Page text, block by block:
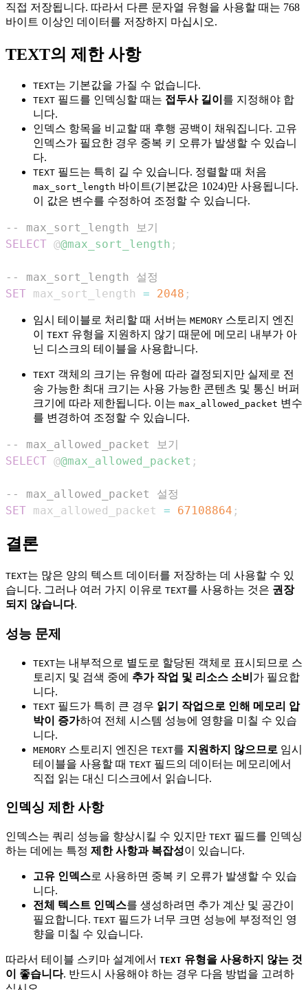
직접 저장됩니다. 따라서 다른 문자열 유형을 사용할 때는 768
바이트 이상인 데이터를 저장하지 마십시오.
TEXT의 제한 사항
TEXT는 기본값을 가질 수 없습니다.
TEXT 필드를 인덱싱할 때는 접두사 길이 를 지정해야 합
니다.
인덱스 항목을 비교할 때 후행 공백이 채워집니다. 고유
인덱스가 필요한 경우 중복 키 오류가 발생할 수 있습니
다.
TEXT 필드는 특히 길 수 있습니다. 정렬할 때 처음
max_sort_length 바이트(기본값은 1024)만 사용됩니다.
이 값은 변수를 수정하여 조정할 수 있습니다.
-- max_sort_length 보기
SELECT @@max_sort_length ;
-- max_sort_length 설정
SET max_sort_length = 2048 ;
임시 테이블로 처리할 때 서버는 MEMORY 스토리지 엔진
이 TEXT 유형을 지원하지 않기 때문에 메모리 내부가 아
닌 디스크의 테이블을 사용합니다.
TEXT 객체의 크기는 유형에 따라 결정되지만 실제로 전
송 가능한 최대 크기는 사용 가능한 콘텐츠 및 통신 버퍼
크기에 따라 제한됩니다. 이는 max_allowed_packet 변수
를 변경하여 조정할 수 있습니다.
-- max_allowed_packet 보기
SELECT @@max_allowed_packet ;
-- max_allowed_packet 설정
SET max_allowed_packet = 67108864 ;
결론
TEXT는 많은 양의 텍스트 데이터를 저장하는 데 사용할 수 있
습니다. 그러나 여러 가지 이유로 TEXT를 사용하는 것은 권장
되지 않습니다.
성능 문제
TEXT는 내부적으로 별도로 할당된 객체로 표시되므로 스
토리지 및 검색 중에 추가 작업 및 리소스 소비 가 필요합
니다.
TEXT 필드가 특히 큰 경우 읽기 작업으로 인해 메모리 압
박이 증가하여 전체 시스템 성능에 영향을 미칠 수 있습
니다.
MEMORY 스토리지 엔진은 TEXT를 지원하지 않으므로 임시
테이블을 사용할 때 TEXT 필드의 데이터는 메모리에서
직접 읽는 대신 디스크에서 읽습니다.
인덱싱 제한 사항
인덱스는 쿼리 성능을 향상시킬 수 있지만 TEXT 필드를 인덱싱
하는 데에는 특정 제한 사항과 복잡성이 있습니다.
고유 인덱스로 사용하면 중복 키 오류가 발생할 수 있습
니다.
전체 텍스트 인덱스를 생성하려면 추가 계산 및 공간이
필요합니다. TEXT 필드가 너무 크면 성능에 부정적인 영
향을 미칠 수 있습니다.
따라서 테이블 스키마 설계에서 TEXT 유형을 사용하지 않는 것
이 좋습니다. 반드시 사용해야 하는 경우 다음 방법을 고려하